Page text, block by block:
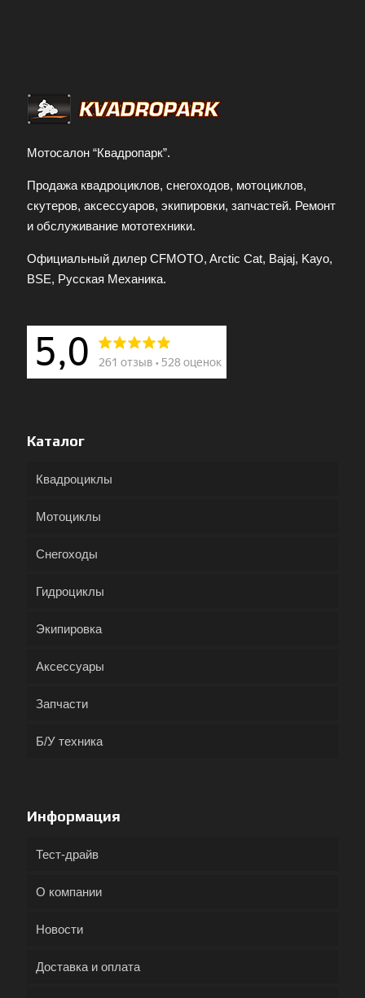
Мотосалон “Квадропарк”.
Продажа квадроциклов, снегоходов, мотоциклов,
скутеров, аксессуаров, экипировки, запчастей. Ремонт
и обслуживание мототехники.
Официальный дилер CFMOTO, Arctic Cat, Bajaj, Kayo,
BSE, Русская Механика.
Каталог
Квадроциклы
Мотоциклы
Снегоходы
Гидроциклы
Экипировка
Аксессуары
Запчасти
Б/У техника
Информация
Тест-драйв
О компании
Новости
Доставка и оплата